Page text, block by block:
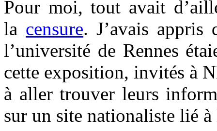
Pour moi, tout avait
la censure. J’avais appris
l’université de Rennes
cette exposition, invités à
à aller trouver leurs
sur un site nationaliste lié